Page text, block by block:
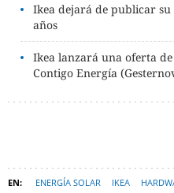
Ikea dejará de publicar su
años
Ikea lanzará una oferta
Contigo Energía
ENERGÍA SOLAR IKEA